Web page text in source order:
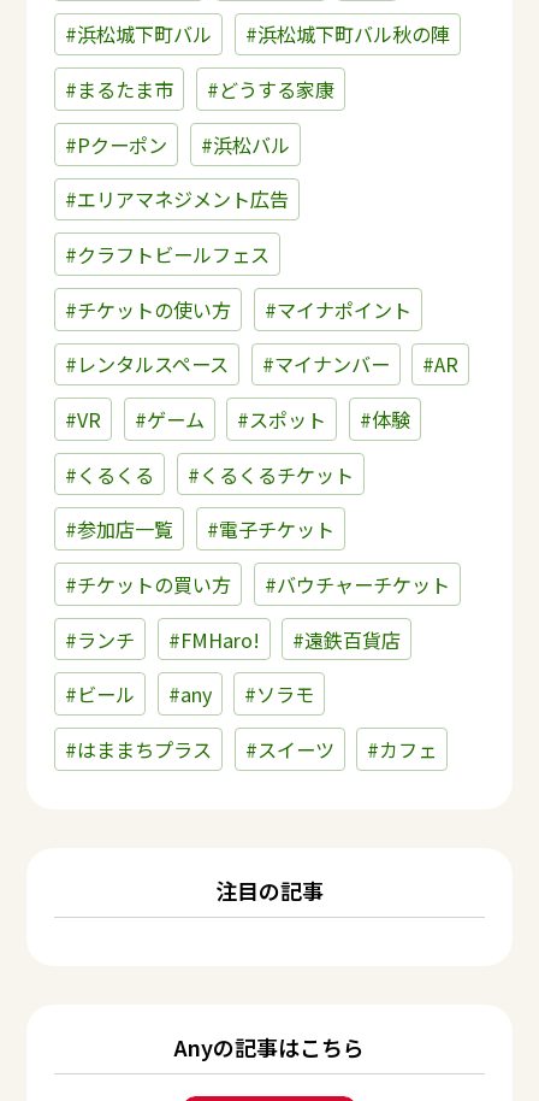
#浜松城下町バル
#浜松城下町バル秋の陣
#まるたま市
#どうする家康
#Pクーポン
#浜松バル
#エリアマネジメント広告
#クラフトビールフェス
#チケットの使い方
#マイナポイント
#レンタルスペース
#マイナンバー
#AR
#VR
#ゲーム #スポット
#体験
#くるくる
#くるくるチケット
#参加店一覧
#電子チケット
#チケットの買い方
#バウチャーチケット
#ランチ
#FMHaro!
#遠鉄百貨店
#ビール
#any
#ソラモ
#はままちプラス
#スイーツ #カフェ
注目の記事
Anyの記事はこちら